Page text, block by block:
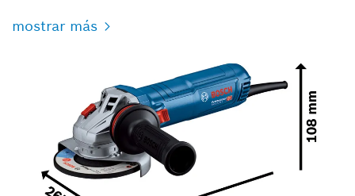
mostrar más